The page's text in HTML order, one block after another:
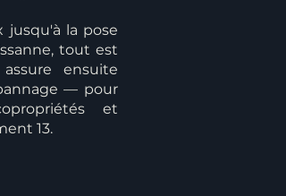
jusqu'à la pose
tout est
ensuite
— pour
et
13.